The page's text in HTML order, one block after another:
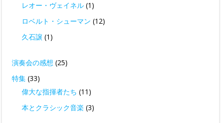
レオー・ヴェイネル (1)
ロベルト・シューマン (12)
久石譲 (1)
演奏会の感想 (25)
特集 (33)
偉大な指揮者たち (11)
本とクラシック音楽 (3)